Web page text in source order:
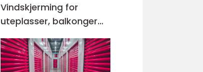
Vindskjerming for
uteplasser, balkonger
og hager